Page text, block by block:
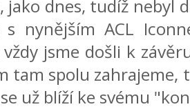
jako dnes, tudíž nebyl
s nynějším ACL
jsme došli k
tam spolu zahrajeme,
už blíží ke svému